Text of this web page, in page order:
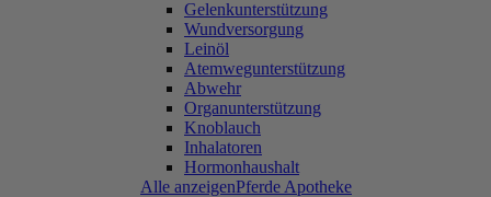
Gelenkunterstützung
Wundversorgung
Leinöl
Atemwegunterstützung
Abwehr
Organunterstützung
Knoblauch
Inhalatoren
Hormonhaushalt
Alle anzeigenPferde Apotheke